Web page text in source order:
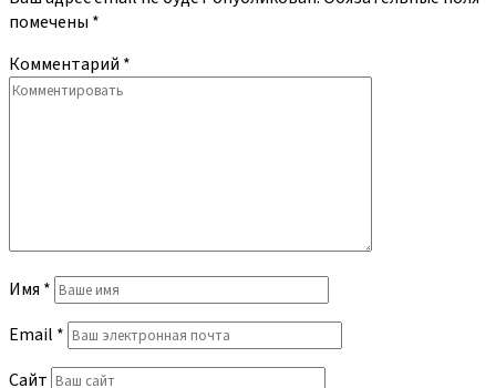
помечены *
Комментарий *
Имя *
Email *
Сайт